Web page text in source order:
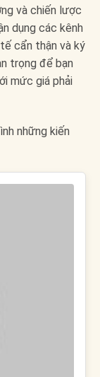
và chiến lược
dụng các kênh
cẩn thận và ký
trọng để bạn
mức giá phải
những kiến